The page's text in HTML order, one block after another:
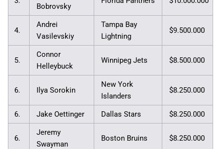
Bobrovsky
4.
Andrei
Vasilevskiy
Tampa Bay
Lightning
$9.500.000
5.
Connor
Helleybuck
Winnipeg Jets $8.500.000
6. Ilya Sorokin
New York
Islanders
$8.250.000
6. Jake Oettinger Dallas Stars $8.250.000
6.
Jeremy
Swayman
Boston Bruins $8.250.000